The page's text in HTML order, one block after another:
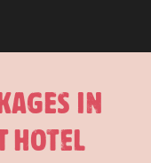
IN
HOTEL